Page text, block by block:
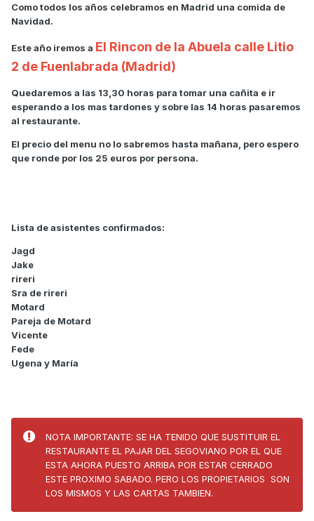
Como todos los años celebramos en Madrid una comida de
Navidad.
Este año iremos a El Rincon de la Abuela calle Litio
2 de Fuenlabrada (Madrid)
Quedaremos a las 13,30 horas para tomar una cañita e ir
esperando a los mas tardones y sobre las 14 horas pasaremos
al restaurante.
El precio del menu no lo sabremos hasta mañana, pero espero
que ronde por los 25 euros por persona.
Lista de asistentes confirmados:
Jagd
Jake
rireri
Sra de rireri
Motard
Pareja de Motard
Vicente
Fede
Ugena y María
NOTA IMPORTANTE: SE HA TENIDO QUE SUSTITUIR EL
RESTAURANTE EL PAJAR DEL SEGOVIANO POR EL QUE
ESTA AHORA PUESTO ARRIBA POR ESTAR CERRADO
ESTE PROXIMO SABADO. PERO LOS PROPIETARIOS SON
LOS MISMOS Y LAS CARTAS TAMBIEN.